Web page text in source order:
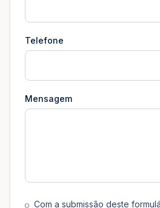
Telefone
Mensagem
Com a submissão deste